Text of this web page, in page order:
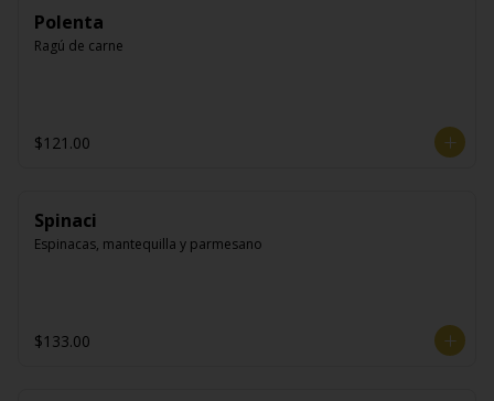
Polenta
Ragú de carne
$121.00
Spinaci
Espinacas, mantequilla y parmesano
$133.00